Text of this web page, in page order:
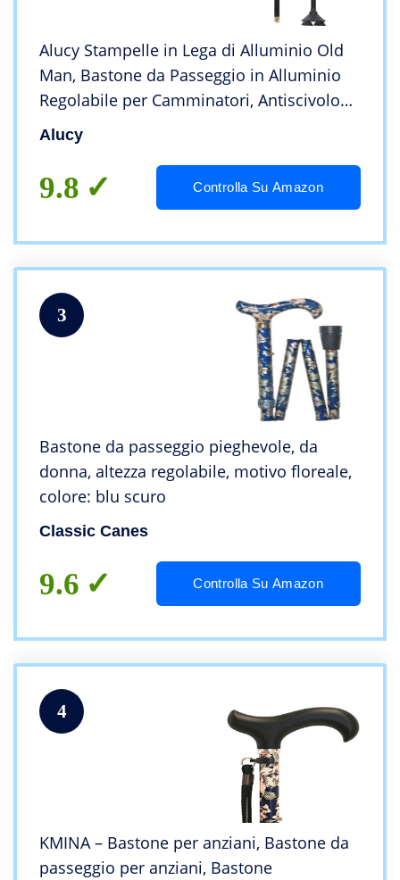
Alucy Stampelle in Lega di Alluminio Old
Man, Bastone da Passeggio in Alluminio
Regolabile per Camminatori, Antiscivolo
stampelle per Gli Anziani e disabili (A)
Alucy
9.8 Controlla Su Amazon
3
Bastone da passeggio pieghevole, da
donna, altezza regolabile, motivo floreale,
colore: blu scuro
Classic Canes
9.6 Controlla Su Amazon
4
KMINA – Bastone per anziani, Bastone da
passeggio per anziani, Bastone